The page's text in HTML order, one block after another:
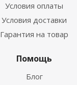
Условия оплаты
Условия доставки
Гарантия на товар
Помощь
Блог